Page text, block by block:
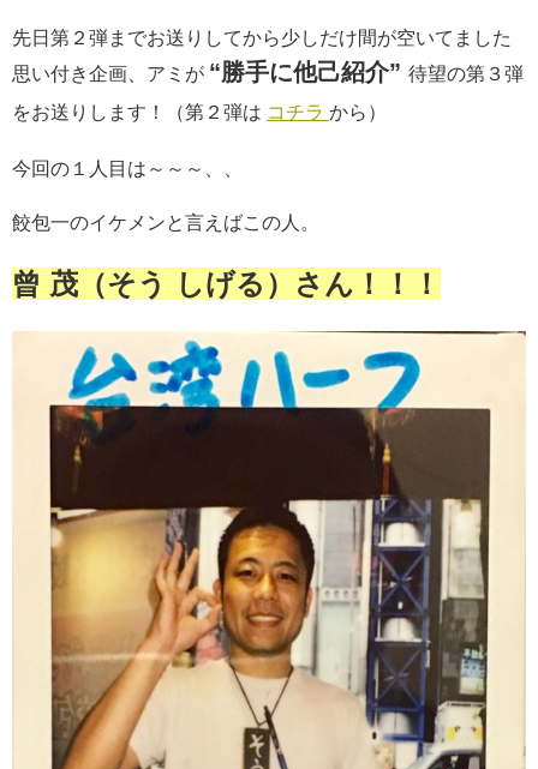
先日第２弾までお送りしてから少しだけ間が空いてました
思い付き企画、アミが “勝手に他己紹介” 待望の第３弾
をお送りします！（第２弾は コチラ から）
今回の１人目は～～～、、
餃包一のイケメンと言えばこの人。
曾 茂（そう しげる）さん！！！